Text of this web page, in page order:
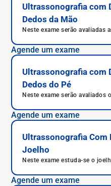
Ultrassonografia com
Dedos da Mão
Neste exame serão avaliadas
Agende um exame
Ultrassonografia com
Dedos do Pé
Neste exame serão avaliados
Agende um exame
Ultrassonografia
Joelho
Neste exame estuda-se o
de menisco e tendinite patelar.
Agende um exame